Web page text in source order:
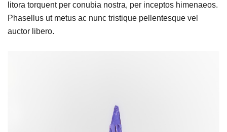
litora torquent per conubia nostra, per inceptos himenaeos.
Phasellus ut metus ac nunc tristique pellentesque vel
auctor libero.